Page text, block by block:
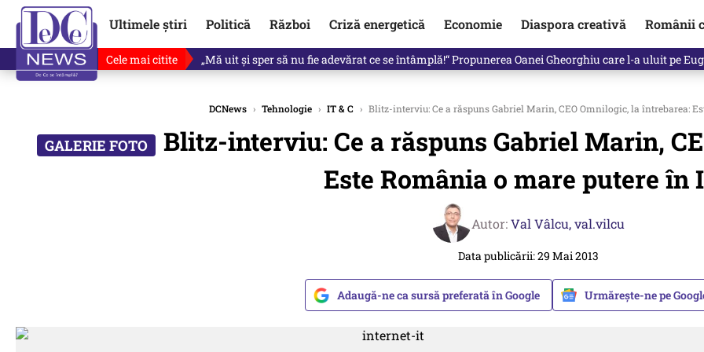
Ultimele știri Politică Război Criză energetică Economie Diaspora creativă Românii
Cele mai citite Ce se întâmplă cu primul buletin electronic, decizia luată astăzi de Guvern pentru toți românii
DCNews › Tehnologie › IT & C › Blitz-interviu: Ce a răspuns Gabriel Marin, CEO Omnilogic, la întrebarea:
Blitz-interviu: Ce a răspuns Gabriel Marin,
Este România o mare putere în
Autor:Val Vâlcu,val.vilcu
Data publicării: 29 Mai 2013
Adaugă-ne ca sursă preferată în Google Urmărește-ne pe